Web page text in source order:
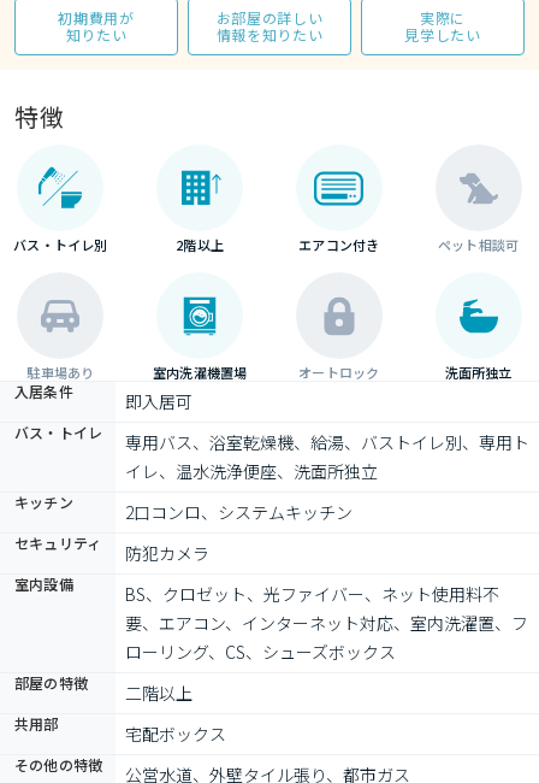
初期費用が
知りたい
お部屋の詳しい
情報を知りたい
実際に
見学したい
特徴
バス・トイレ別 2階以上 エアコン付き ペット相談可
駐車場あり 室内洗濯機置場 オートロック 洗面所独立
入居条件 即入居可
バス・トイレ
専用バス、浴室乾燥機、給湯、バストイレ別、専用ト
イレ、温水洗浄便座、洗面所独立
キッチン 2口コンロ、システムキッチン
セキュリティ 防犯カメラ
室内設備
BS、クロゼット、光ファイバー、ネット使用料不
要、エアコン、インターネット対応、室内洗濯置、フ
ローリング、CS、シューズボックス
部屋の特徴 二階以上
共用部 宅配ボックス
その他の特徴 公営水道、外壁タイル張り、都市ガス